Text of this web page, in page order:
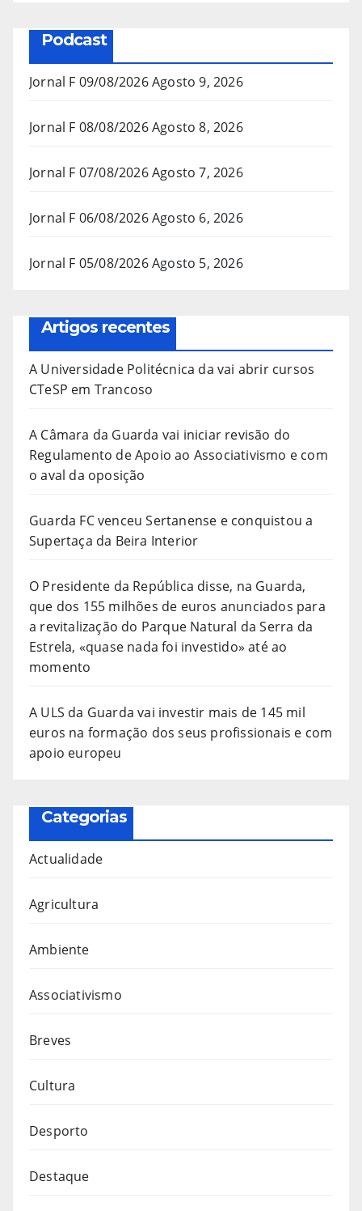
Podcast
Jornal F 09/08/2026Agosto 9, 2026
Jornal F 08/08/2026Agosto 8, 2026
Jornal F 07/08/2026Agosto 7, 2026
Jornal F 06/08/2026Agosto 6, 2026
Jornal F 05/08/2026Agosto 5, 2026
Artigos recentes
A Universidade Politécnica da vai abrir cursos
CTeSP em Trancoso
A Câmara da Guarda vai iniciar revisão do
Regulamento de Apoio ao Associativismo e com
o aval da oposição
Guarda FC venceu Sertanense e conquistou a
Supertaça da Beira Interior
O Presidente da República disse, na Guarda,
que dos 155 milhões de euros anunciados para
a revitalização do Parque Natural da Serra da
Estrela, «quase nada foi investido» até ao
momento
A ULS da Guarda vai investir mais de 145 mil
euros na formação dos seus profissionais e com
apoio europeu
Categorias
Actualidade
Agricultura
Ambiente
Associativismo
Breves
Cultura
Desporto
Destaque